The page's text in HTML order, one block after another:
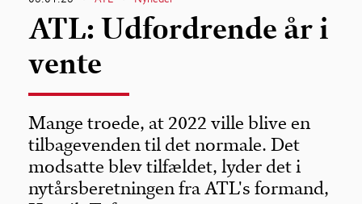
ATL: Udfordrende år i
vente
Mange troede, at 2022 ville blive en
tilbagevenden til det normale. Det
modsatte blev tilfældet, lyder det i
nytårsberetningen fra ATL's formand,